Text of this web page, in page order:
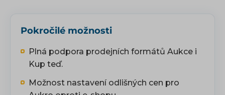
Pokročilé možnosti
Plná podpora prodejních formátů Aukce i
Kup teď.
Možnost nastavení odlišných cen pro